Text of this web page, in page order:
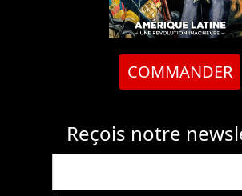
COMMANDER
Reçois notre